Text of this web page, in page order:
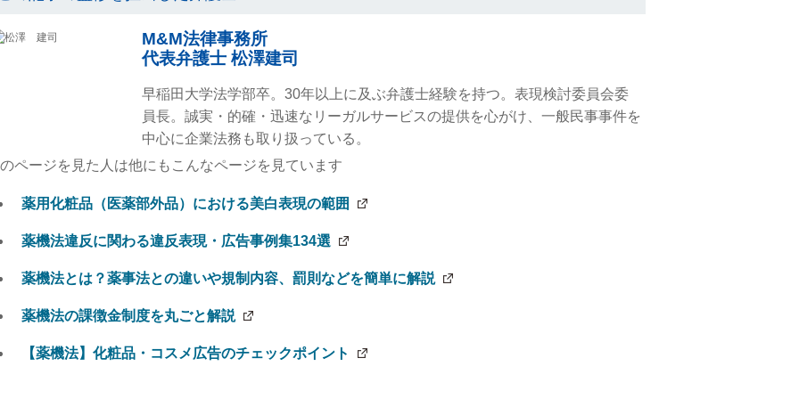
M&M法律事務所
代表弁護士 松澤建司
早稲田大学法学部卒。30年以上に及ぶ弁護士経験を持つ。表現検討委員会委
員長。誠実・的確・迅速なリーガルサービスの提供を心がけ、一般民事事件を
中心に企業法務も取り扱っている。
ページを見た人は他にもこんなページを見ています
薬用化粧品（医薬部外品）における美白表現の範囲
薬機法違反に関わる違反表現・広告事例集134選
薬機法とは？薬事法との違いや規制内容、罰則などを簡単に解説
薬機法の課徴金制度を丸ごと解説
【薬機法】化粧品・コスメ広告のチェックポイント